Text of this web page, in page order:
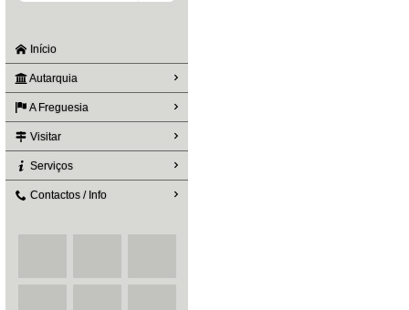
Início
Autarquia
A Freguesia
Visitar
Serviços
Contactos / Info